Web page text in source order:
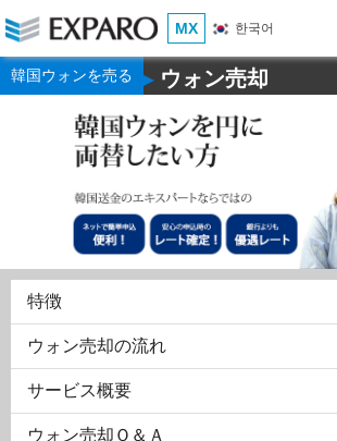
MX 한국어
韓国ウォンを売る ▶ウォン売却
特徴
ウォン売却の流れ
サービス概要
ウォン売却Ｑ＆Ａ